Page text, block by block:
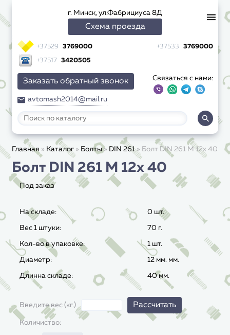
+37529 3769000 +37533 3769000
+37517 3420505
Заказать обратный звонок
avtomash2014@mail.ru
Связаться с нами:
г. Минск, ул.Фабрициуса 8Д
Схема проезда
Главная » Каталог » Болты » DIN 261» Болт DIN 261 M 12x 40
Болт DIN 261 M 12x 40
Под заказ
На складе: 0 шт.
Вес 1 штуки: 70 г.
Кол-во в упаковке: 1 шт.
Диаметр: 12 мм. мм.
Длинна складе: 40 мм.
Введите вес (кг.) Рассчитать
Количиство: